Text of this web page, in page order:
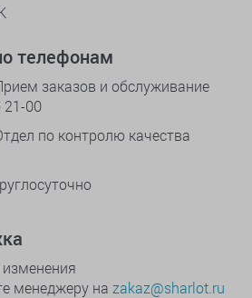
телефонам
заказов и обслуживание
21-00
по контролю качества
менеджеру на zakaz@sharlot.ru